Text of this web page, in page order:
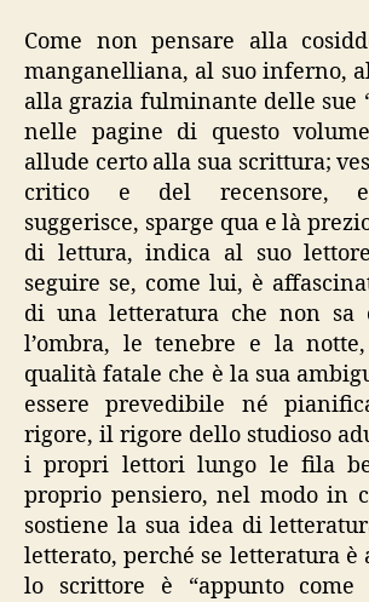
Come non pensare alla
manganelliana, al suo inferno,
alla grazia fulminante delle sue
nelle pagine di questo
allude certo alla sua scrittura;
critico e del recensore,
suggerisce, sparge qua e là
di lettura, indica al suo
seguire se, come lui, è
di una letteratura che non sa
l’ombra, le tenebre e la
qualità fatale che è la sua
essere prevedibile né
rigore, il rigore dello studioso
i propri lettori lungo le fila
proprio pensiero, nel modo in
sostiene la sua idea di
letterato, perché se letteratura
lo scrittore è “appunto come